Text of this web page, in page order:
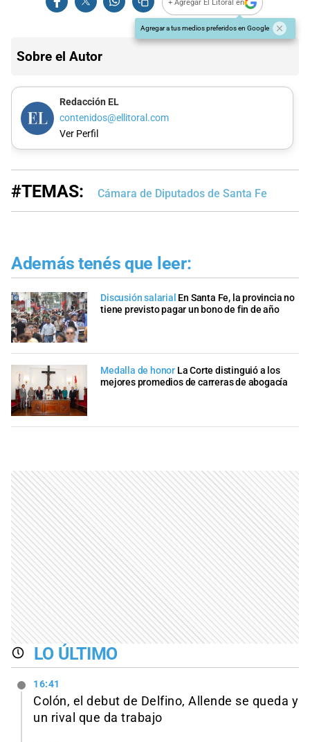
+ Agregar El Litoral en
Agregar a tus medios preferidos en Google
Sobre el Autor
Redacción EL
contenidos@ellitoral.com
Ver Perfil
#TEMAS: Cámara de Diputados de Santa Fe
Además tenés que leer:
Discusión salarial En Santa Fe, la provincia no
tiene previsto pagar un bono de fin de año
Medalla de honor La Corte distinguió a los
mejores promedios de carreras de abogacía
LO ÚLTIMO
16:41
Colón, el debut de Delfino, Allende se queda y
un rival que da trabajo